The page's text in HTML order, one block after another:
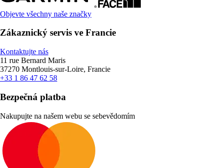
Objevte všechny naše značky
Zákaznický servis ve Francie
Kontaktujte nás
11 rue Bernard Maris
37270 Montlouis-sur-Loire, Francie
+33 1 86 47 62 58
Bezpečná platba
Nakupujte na našem webu se sebevědomím